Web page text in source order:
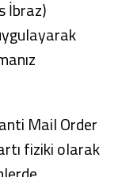
İbraz)
Mail Order
fiziki olarak